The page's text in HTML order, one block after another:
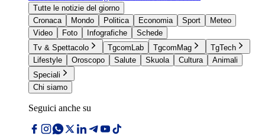
Tutte le notizie del giorno
Cronaca
Mondo Politica Economia Sport
Meteo
Video
Foto Infografiche
Schede
Tv & Spettacolo
TgcomLab TgcomMag
TgTech
Lifestyle
Oroscopo Salute Skuola Cultura
Animali
Speciali
Chi siamo
Seguici anche su